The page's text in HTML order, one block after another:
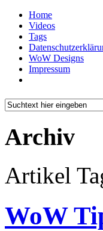
Home
Videos
Tags
WoW Designs
Impressum
Archiv
Artikel
WoW